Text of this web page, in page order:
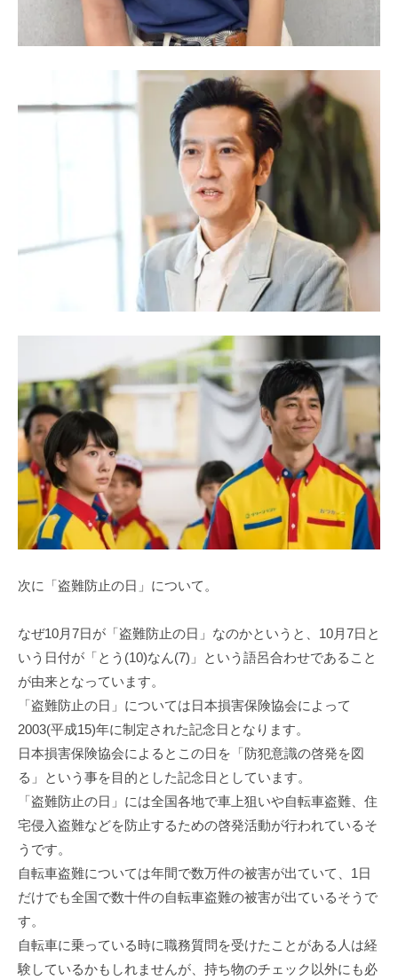
次に「盗難防止の日」について。
なぜ10月7日が「盗難防止の日」なのかというと、10月7日と
いう日付が「とう(10)なん(7)」という語呂合わせであること
が由来となっています。
「盗難防止の日」については日本損害保険協会によって
2003(平成15)年に制定された記念日となります。
日本損害保険協会によるとこの日を「防犯意識の啓発を図
る」という事を目的とした記念日としています。
「盗難防止の日」には全国各地で車上狙いや自転車盗難、住
宅侵入盗難などを防止するための啓発活動が行われているそ
うです。
自転車盗難については年間で数万件の被害が出ていて、1日
だけでも全国で数十件の自転車盗難の被害が出ているそうで
す。
自転車に乗っている時に職務質問を受けたことがある人は経
験しているかもしれませんが、持ち物のチェック以外にも必